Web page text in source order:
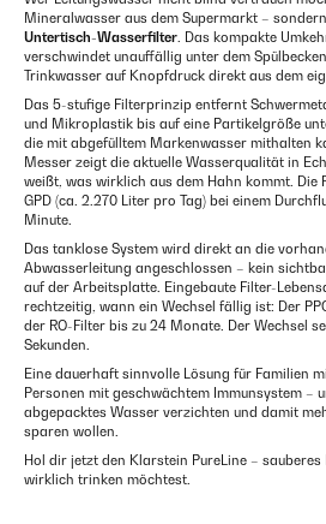
Mineralwasser aus dem Supermarkt –
Untertisch-Wasserfilter. Das kompakte
verschwindet unauffällig unter dem
Trinkwasser auf Knopfdruck direkt aus dem
Das 5-stufige Filterprinzip entfernt
und Mikroplastik bis auf eine Partikelgröße
die mit abgefülltem Markenwasser mithalten
Messer zeigt die aktuelle Wasserqualität in
weißt, was wirklich aus dem Hahn kommt.
GPD (ca. 2.270 Liter pro Tag) bei einem
Minute.
Das tanklose System wird direkt an die
Abwasserleitung angeschlossen – kein
auf der Arbeitsplatte. Eingebaute Filter-
rechtzeitig, wann ein Wechsel fällig ist: Der
der RO-Filter bis zu 24 Monate. Der Wechsel
Sekunden.
Eine dauerhaft sinnvolle Lösung für Familien
Personen mit geschwächtem Immunsystem –
abgepacktes Wasser verzichten und damit
sparen wollen.
Hol dir jetzt den Klarstein PureLine –
wirklich trinken möchtest.